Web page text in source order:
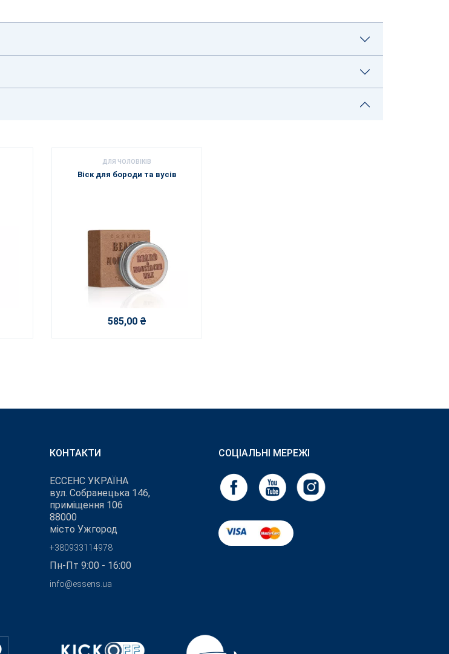
ДЛЯ ЧОЛОВІКІВ
Віск для бороди та вусів
585,00 ₴
КОНТАКТИ
ЕССЕНС УКРАЇНА
вул. Собранецька 146,
приміщення 106
88000
місто Ужгород
+380933114978
Пн-Пт 9:00 - 16:00
info@essens.ua
СОЦІАЛЬНІ МЕРЕЖІ